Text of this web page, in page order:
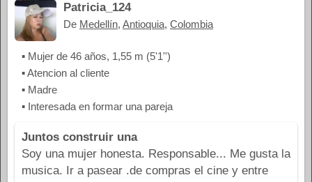
Patricia_124
De Medellín, Antioquia, Colombia
▪ Mujer de 46 años, 1,55 m (5'1'')
▪ Atencion al cliente
▪ Madre
▪ Interesada en formar una pareja
Juntos construir una
Soy una mujer honesta. Responsable... Me gusta la
musica. Ir a pasear .de compras el cine y entre